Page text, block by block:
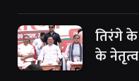
तिरंगे के
के नेतृत्व